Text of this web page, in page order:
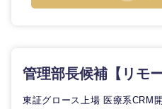
管理部長候補【リモ
東証グロース上場 医療系CRM